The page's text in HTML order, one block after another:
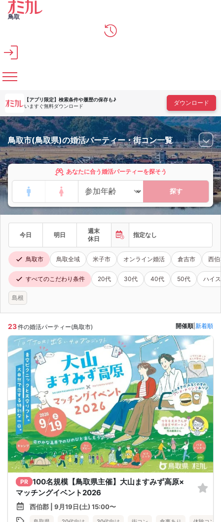
メインコンテンツへスキップ
鳥取
【アプリ限定】 検索条件や履歴の保存も♪
いますぐ無料ダウンロード
ダウンロード
鳥取市(鳥取県)の婚活パーティー・街コン一覧
あなたに合う婚活パーティーを探そう
探す
今日 明日
週末
休日
指定なし
鳥取市 鳥取全域 米子市 オンライン婚活 倉吉市 西
すべてのこだわり条件 20代 30代 40代 50代 ハイ
島根
23件の婚活パーティー(鳥取市) 開催順 新着順
PR 100名規模【鳥取県主催】大山ますみず高原×
マッチングイベント2026
西伯郡 | 9月19日(土) 15:00〜